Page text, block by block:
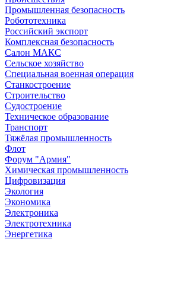
Промышленная безопасность
Робототехника
Российский экспорт
Комплексная безопасность
Салон МАКС
Сельское хозяйство
Специальная военная операция
Станкостроение
Строительство
Судостроение
Техническое образование
Транспорт
Тяжёлая промышленность
Флот
Форум "Армия"
Химическая промышленность
Цифровизация
Экология
Экономика
Электроника
Электротехника
Энергетика